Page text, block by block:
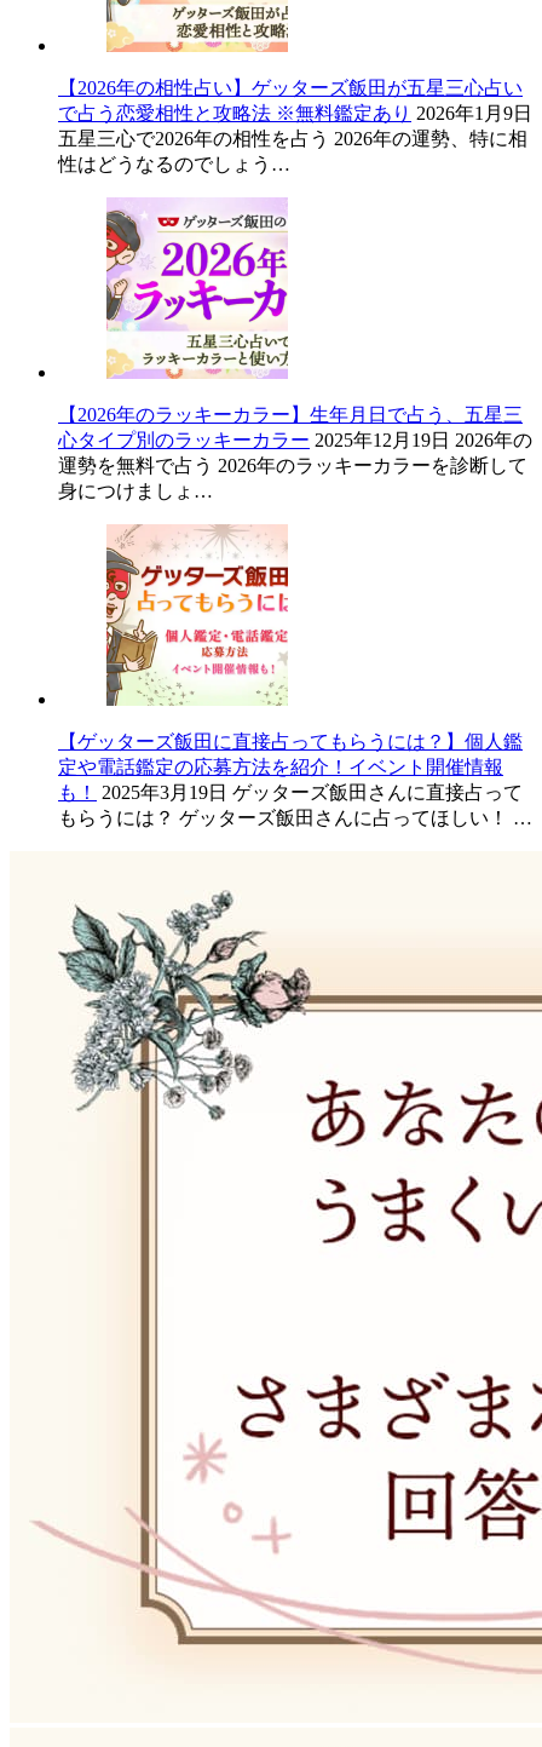
【2026年の相性占い】ゲッターズ飯田が五星三心占い
で占う恋愛相性と攻略法 ※無料鑑定あり 2026年1月9日
五星三心で2026年の相性を占う 2026年の運勢、特に相
性はどうなるのでしょう…
【2026年のラッキーカラー】生年月日で占う、五星三
心タイプ別のラッキーカラー 2025年12月19日 2026年の
運勢を無料で占う 2026年のラッキーカラーを診断して
身につけましょ…
【ゲッターズ飯田に直接占ってもらうには？】個人鑑
定や電話鑑定の応募方法を紹介！イベント開催情報
も！
2025年3月19日 ゲッターズ飯田さんに直接占って
もらうには？ ゲッターズ飯田さんに占ってほしい！ …